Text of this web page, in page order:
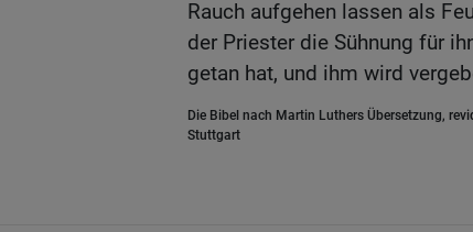
Rauch aufgehen lassen als
der Priester die Sühnung für
getan hat, und ihm wird
Die Bibel nach Martin Luthers Übersetzung,
Stuttgart